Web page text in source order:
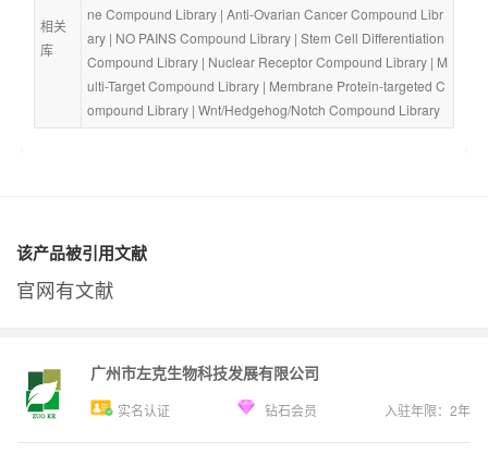
相关
库
ne Compound Library | Anti-Ovarian Cancer Compound Libr
ary | NO PAINS Compound Library | Stem Cell Differentiation
Compound Library | Nuclear Receptor Compound Library | M
ulti-Target Compound Library | Membrane Protein-targeted C
ompound Library | Wnt/Hedgehog/Notch Compound Library
该产品被引用文献
官网有文献
广州市左克生物科技发展有限公司
实名认证 钻石会员 入驻年限： 2年